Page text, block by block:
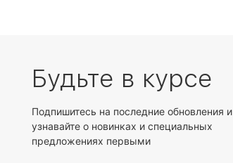
Будьте в курсе
Подпишитесь на последние обновления и
узнавайте о новинках и специальных
предложениях первыми